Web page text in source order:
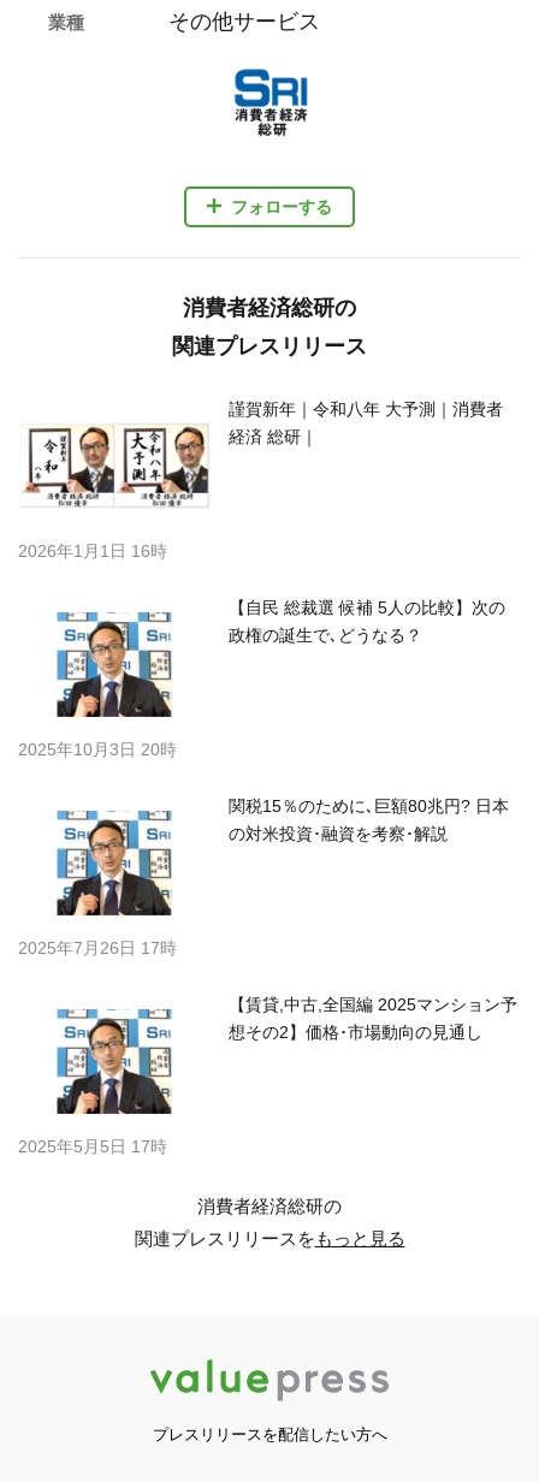
フォローする
業種 その他サービス
消費者経済総研の
関連プレスリリース
謹賀新年｜令和八年 大予測｜消費者
経済 総研｜
2026年1月1日 16時
【自民 総裁選 候補 5人の比較】次の
政権の誕生で､どうなる？
2025年10月3日 20時
関税15％のために､巨額80兆円? 日本
の対米投資･融資を考察･解説
2025年7月26日 17時
【賃貸,中古,全国編 2025マンション予
想その2】価格･市場動向の見通し
2025年5月5日 17時
消費者経済総研の
関連プレスリリースをもっと見る
プレスリリースを配信したい方へ